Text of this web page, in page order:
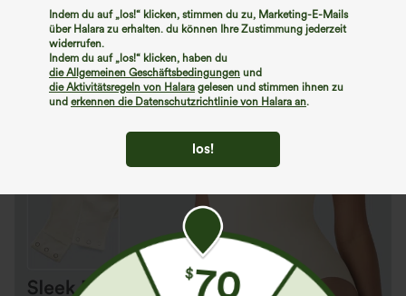
Indem du auf „los!“ klicken, stimmen du zu, Marketing-E-Mails
über Halara zu erhalten. du können Ihre Zustimmung jederzeit
widerrufen.
Indem du auf „los!“ klicken, haben du
die Allgemeinen Geschäftsbedingungen und
die Aktivitätsregeln von Halara gelesen und stimmen ihnen zu
und erkennen die Datenschutzrichtlinie von Halara an.
los!